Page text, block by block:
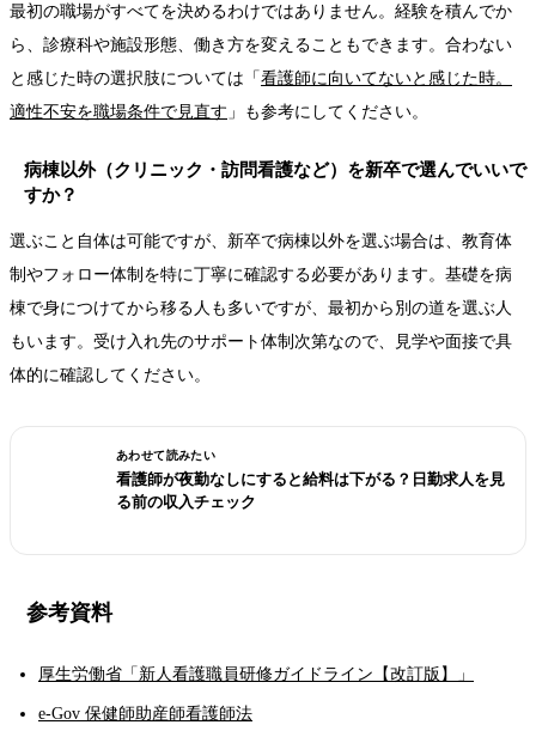
最初の職場がすべてを決めるわけではありません。経験を積んでか
ら、診療科や施設形態、働き方を変えることもできます。合わない
と感じた時の選択肢については「 看護師に向いてないと感じた時。
適性不安を職場条件で見直す 」も参考にしてください。
病棟以外（クリニック・訪問看護など）を新卒で選んでいいで
すか？
選ぶこと自体は可能ですが、新卒で病棟以外を選ぶ場合は、教育体
制やフォロー体制を特に丁寧に確認する必要があります。基礎を病
棟で身につけてから移る人も多いですが、最初から別の道を選ぶ人
もいます。受け入れ先のサポート体制次第なので、見学や面接で具
体的に確認してください。
あわせて読みたい
看護師が夜勤なしにすると給料は下がる？日勤求人を見
る前の収入チェック
参考資料
厚生労働省「新人看護職員研修ガイドライン【改訂版】」
e-Gov 保健師助産師看護師法